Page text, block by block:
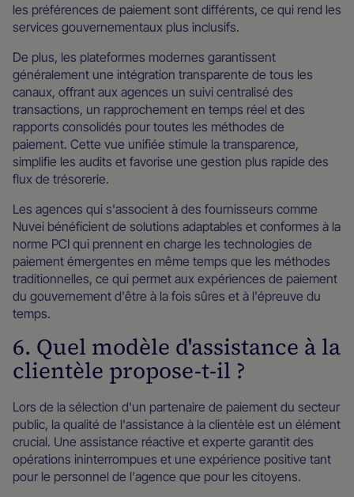
les préférences de paiement sont différents, ce qui rend les
services gouvernementaux plus inclusifs.
De plus, les plateformes modernes garantissent
généralement une intégration transparente de tous les
canaux, offrant aux agences un suivi centralisé des
transactions, un rapprochement en temps réel et des
rapports consolidés pour toutes les méthodes de
paiement. Cette vue unifiée stimule la transparence,
simplifie les audits et favorise une gestion plus rapide des
flux de trésorerie.
Les agences qui s'associent à des fournisseurs comme
Nuvei bénéficient de solutions adaptables et conformes à la
norme PCI qui prennent en charge les technologies de
paiement émergentes en même temps que les méthodes
traditionnelles, ce qui permet aux expériences de paiement
du gouvernement d'être à la fois sûres et à l'épreuve du
temps.
6. Quel modèle d'assistance à la
clientèle propose-t-il ?
Lors de la sélection d'un partenaire de paiement du secteur
public, la qualité de l'assistance à la clientèle est un élément
crucial. Une assistance réactive et experte garantit des
opérations ininterrompues et une expérience positive tant
pour le personnel de l'agence que pour les citoyens.